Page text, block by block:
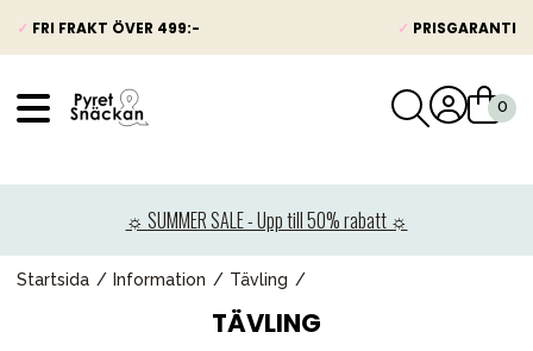
✓ FRI FRAKT ÖVER 499:- ✓ PRISGARANTI
☼ SUMMER SALE - Upp till 50% rabatt ☼
Startsida Information Tävling
TÄVLING
Barnvagnar
Bilbarnstolar
Babypaket